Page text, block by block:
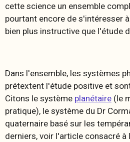
cette science un ensemble
pourtant encore de s'intéresser
bien plus instructive que l'étude
Dans l'ensemble, les systèmes
prétextent l'étude positive et
Citons le système planétaire (le
pratique), le système du Dr
quaternaire basé sur les
derniers, voir l'article consacré à